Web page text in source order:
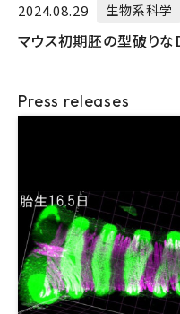
2024.08.29 生物系科学
マウス初期胚の型破り
Press releases